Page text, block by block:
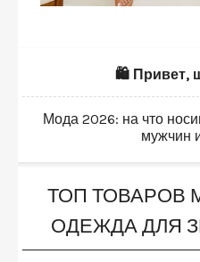
🛍️ Привет,
Мода 2026: на что
мужчин
ТОП ТОВАРОВ
ОДЕЖДА ДЛЯ